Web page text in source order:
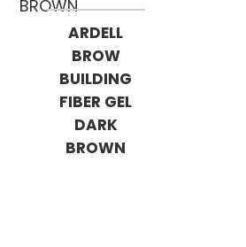
ARDELL
BROW
BUILDING
FIBER GEL
DARK
BROWN